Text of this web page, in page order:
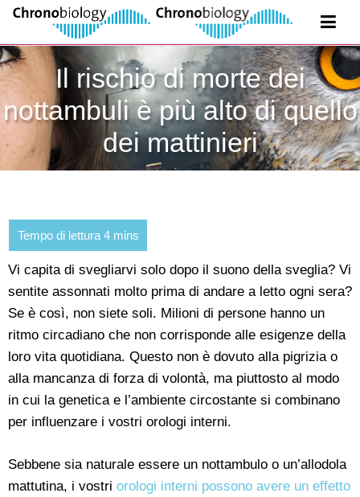
Il rischio di morte dei
nottambuli è più alto di quello
dei mattinieri
Vi capita di svegliarvi solo dopo il suono della sveglia? Vi
sentite assonnati molto prima di andare a letto ogni sera?
Se è così, non siete soli. Milioni di persone hanno un
ritmo circadiano che non corrisponde alle esigenze della
loro vita quotidiana. Questo non è dovuto alla pigrizia o
alla mancanza di forza di volontà, ma piuttosto al modo
in cui la genetica e l’ambiente circostante si combinano
per influenzare i vostri orologi interni.
Sebbene sia naturale essere un nottambulo o un’allodola
mattutina, i vostri orologi interni possono avere un effetto